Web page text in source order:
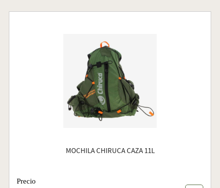
MOCHILA CHIRUCA CAZA 11L
Precio